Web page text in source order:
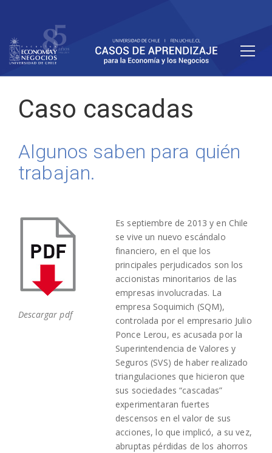
Caso cascadas
Algunos saben para quién
trabajan.
Descargar pdf
Es septiembre de 2013 y en Chile
se vive un nuevo escándalo
financiero, en el que los
principales perjudicados son los
accionistas minoritarios de las
empresas involucradas. La
empresa Soquimich (SQM),
controlada por el empresario Julio
Ponce Lerou, es acusada por la
Superintendencia de Valores y
Seguros (SVS) de haber realizado
triangulaciones que hicieron que
sus sociedades “cascadas”
experimentaran fuertes
descensos en el valor de sus
acciones, lo que implicó, a su vez,
abruptas pérdidas de los ahorros